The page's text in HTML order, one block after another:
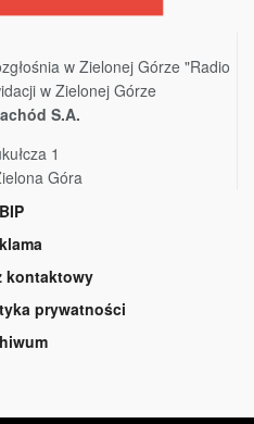
w Zielonej Górze "Radio
w Zielonej Górze
S.A.
1
Góra
BIP
kontaktowy
prywatności